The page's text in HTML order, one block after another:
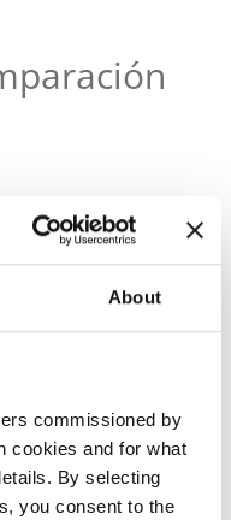
About
commissioned by
cookies and for what
By selecting
you consent to the